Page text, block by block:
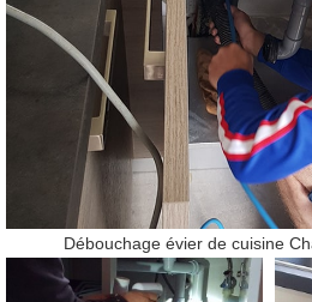
Débouchage évier de cuisine